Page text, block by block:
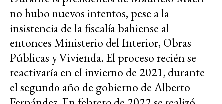
no hubo nuevos intentos, pese a la
insistencia de la fiscalía bahiense al
entonces Ministerio del Interior, Obras
Públicas y Vivienda. El proceso recién se
reactivaría en el invierno de 2021, durante
el segundo año de gobierno de Alberto